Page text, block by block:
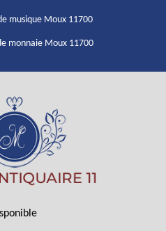
musique Moux 11700
monnaie Moux 11700